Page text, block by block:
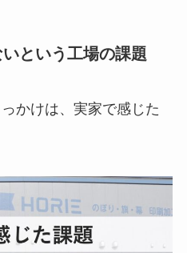
という工場の課題
かけは、実家で感じた